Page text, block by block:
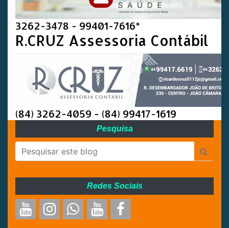
3262-3478 - 99401-7616*
R.CRUZ Assessoria Contábil
(84) 3262-4059 - (84) 99417-1619
Pesquisa
Redes Sociais